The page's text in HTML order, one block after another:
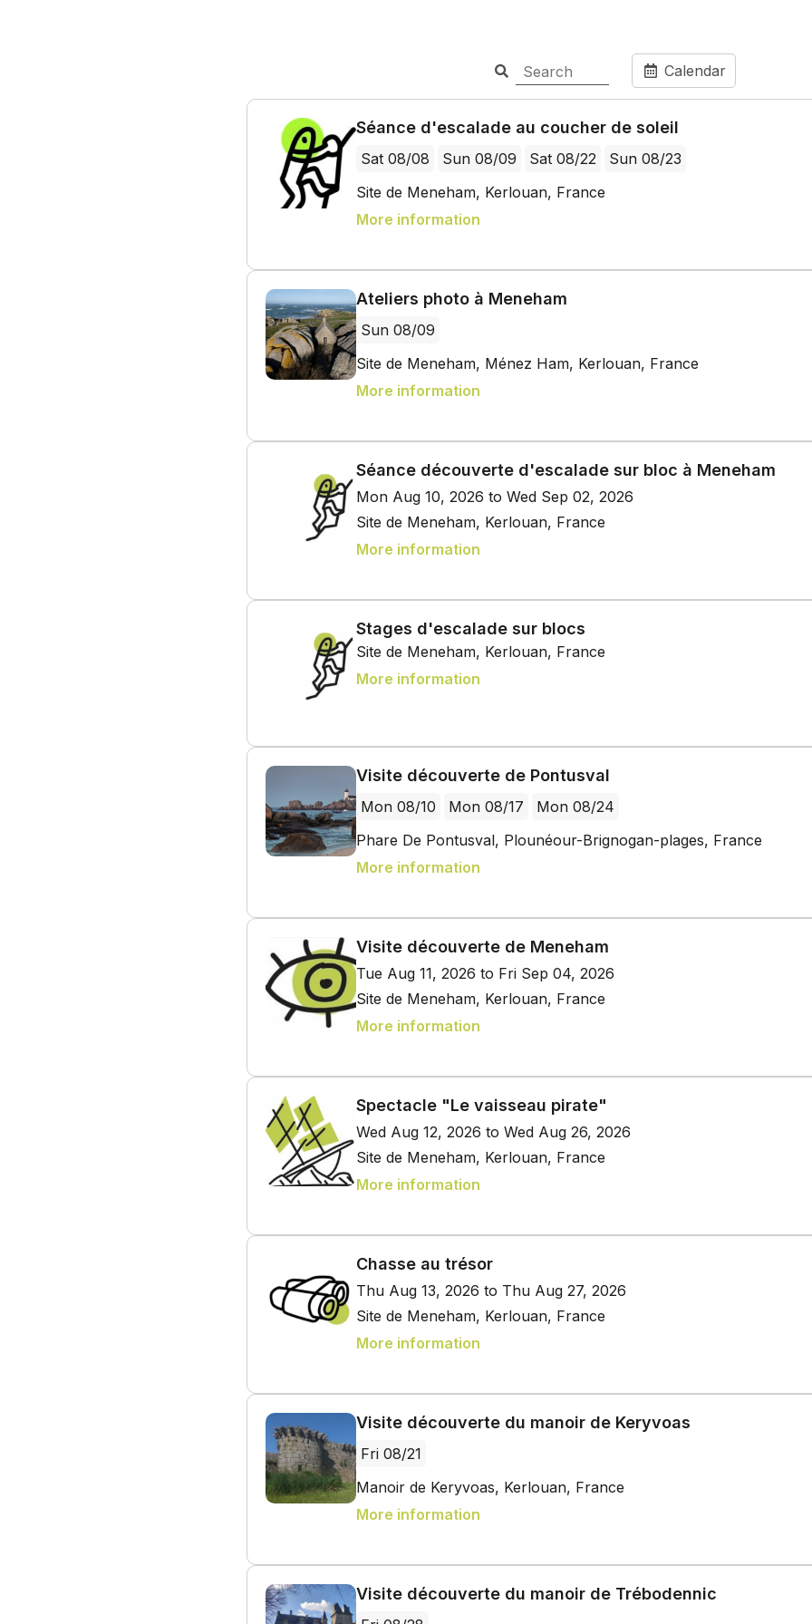
Calendar
Séance d'escalade au coucher de soleil
Sat 08/08 Sun 08/09 Sat 08/22
Sun 08/23
Site de Meneham, Kerlouan, France
More information
Ateliers photo à Meneham
Sun 08/09
Site de Meneham, Ménez Ham, Kerlouan, France
More information
Séance découverte d'escalade sur bloc à Meneham
Mon Aug 10, 2026 to Wed Sep 02, 2026
Site de Meneham, Kerlouan, France
More information
Stages d'escalade sur blocs
Site de Meneham, Kerlouan, France
More information
Visite découverte de Pontusval
Mon 08/10 Mon 08/17
Mon 08/24
Phare De Pontusval, Plounéour-Brignogan-plages, France
More information
Visite découverte de Meneham
Tue Aug 11, 2026 to Fri Sep 04, 2026
Site de Meneham, Kerlouan, France
More information
Spectacle "Le vaisseau pirate"
Wed Aug 12, 2026 to Wed Aug 26, 2026
Site de Meneham, Kerlouan, France
More information
Chasse au trésor
Thu Aug 13, 2026 to Thu Aug 27, 2026
Site de Meneham, Kerlouan, France
More information
Visite découverte du manoir de Keryvoas
Fri 08/21
Manoir de Keryvoas, Kerlouan, France
More information
Visite découverte du manoir de Trébodennic